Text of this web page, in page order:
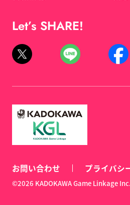
Let’s SHARE!
お問い合わせ プライバシ
©2026 KADOKAWA Game Linkage Inc.